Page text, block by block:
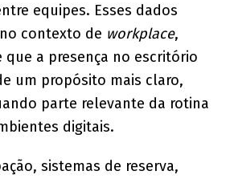
equipes. Esses dados
contexto de workplace,
a presença no escritório
um propósito mais claro,
parte relevante da rotina
digitais.
sistemas de reserva,